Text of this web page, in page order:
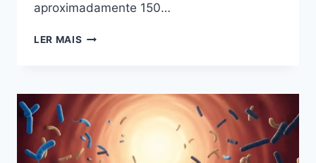
aproximadamente 150…
LER MAIS CRÂNIO
DE
ANOS
REDEFINE
EVOLUÇÃO
DOS